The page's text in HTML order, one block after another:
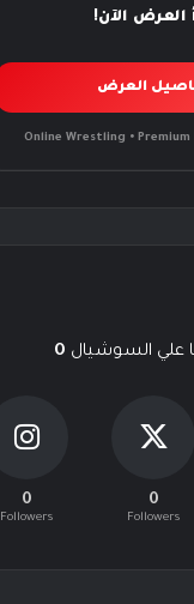
العرض الآن!
العرض
Online Wrestling •
علي السوشيال 0
0
Followers
0
Followers